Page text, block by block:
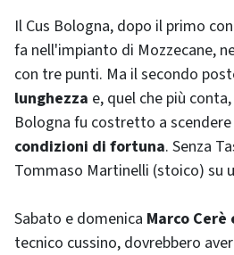
Il Cus Bologna, dopo il primo
fa nell'impianto di Mozzecane,
con tre punti. Ma il secondo
lunghezza e, quel che più
Bologna fu costretto a
condizioni di fortuna. Senza
Tommaso Martinelli (stoico) su
Sabato e domenica Marco
tecnico cussino, dovrebbero